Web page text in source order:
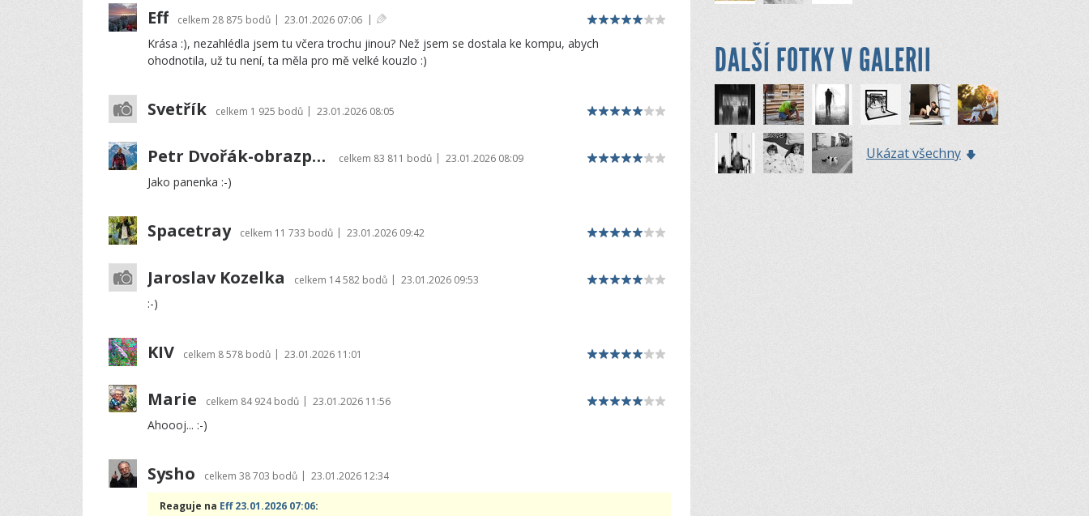
Eff celkem 28 875 bodů | 23.01.2026 07:06 |
Krása :), nezahlédla jsem tu včera trochu jinou? Než jsem se dostala ke kompu, abych
ohodnotila, už tu není, ta měla pro mě velké kouzlo :)
Svetřík celkem 1 925 bodů | 23.01.2026 08:05
Petr Dvořák-obrazprovas.cz celkem 83 811 bodů | 23.01.2026 08:09
Jako panenka :-)
Spacetray celkem 11 733 bodů | 23.01.2026 09:42
Jaroslav Kozelka celkem 14 582 bodů | 23.01.2026 09:53
:-)
KIV celkem 8 578 bodů | 23.01.2026 11:01
Marie celkem 84 924 bodů | 23.01.2026 11:56
Ahoooj... :-)
Sysho celkem 38 703 bodů | 23.01.2026 12:34
Reaguje na Eff 23.01.2026 07:06:
DALŠÍ FOTKY V GALERII
Ukázat všechny